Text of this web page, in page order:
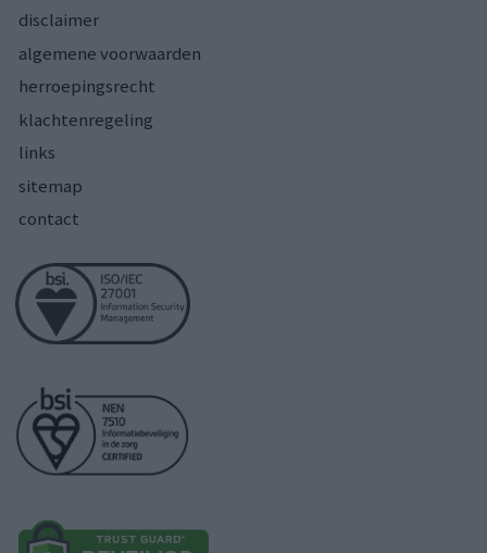
disclaimer
algemene voorwaarden
herroepingsrecht
klachtenregeling
links
sitemap
contact